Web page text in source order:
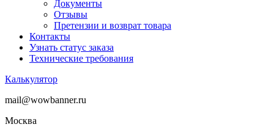
Документы
Отзывы
Претензии и возврат товара
Контакты
Узнать статус заказа
Технические требования
Калькулятор
mail@wowbanner.ru
Москва